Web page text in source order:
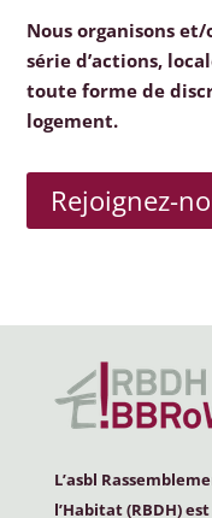
Nous organisons
série d’actions,
toute forme de
logement.
Rejoignez-
L’asbl
l’Habitat (RBDH)